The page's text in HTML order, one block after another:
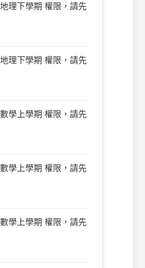
理下學期 權限，請先
理下學期 權限，請先
學上學期 權限，請先
學上學期 權限，請先
學上學期 權限，請先